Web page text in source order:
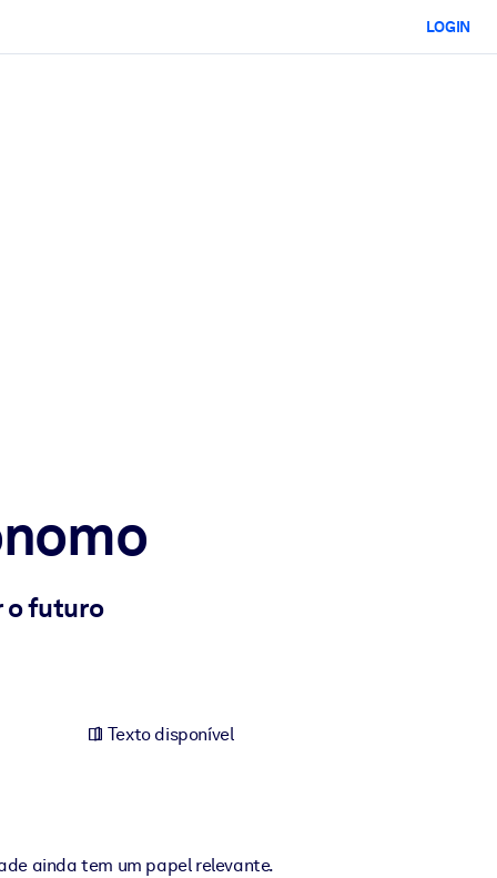
LOGIN
o futuro
Texto disponível
ainda tem um papel relevante.